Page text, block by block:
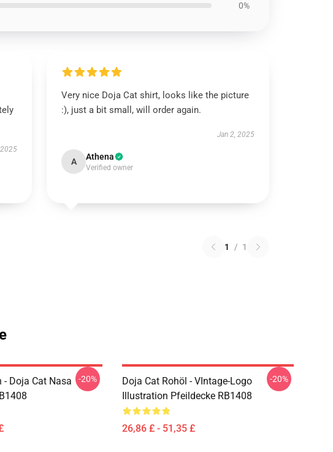
0%
Very nice Doja Cat shirt, looks like the picture
:), just a bit small, will order again.
Jan 2, 2025
A Athena
Verified owner
1 / 1
- Doja Cat Nasa
-20%
Doja Cat Rohöl - VIntage-Logo
Illustration Pfeildecke RB1408
26,86 £ - 51,35 £
-20%